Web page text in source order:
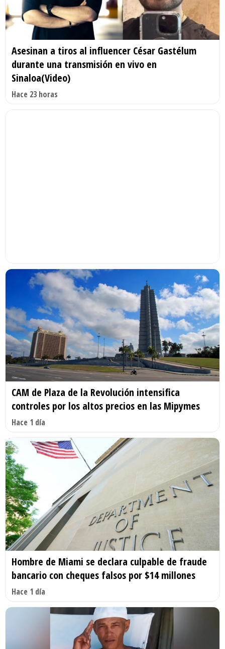
Asesinan a tiros al influencer César Gastélum
durante una transmisión en vivo en
Sinaloa(Video)
Hace 23 horas
CAM de Plaza de la Revolución intensifica
controles por los altos precios en las Mipymes
Hace 1 día
Hombre de Miami se declara culpable de fraude
bancario con cheques falsos por $14 millones
Hace 1 día